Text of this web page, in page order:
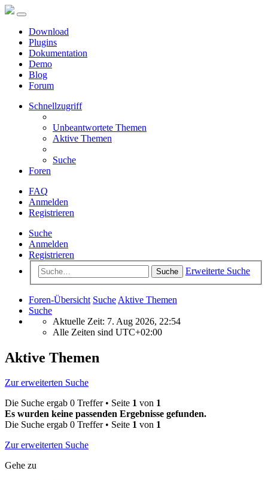
Download
Plugins
Dokumentation
Demo
Blog
Forum
Schnellzugriff
Unbeantwortete Themen
Aktive Themen
Suche
Foren
FAQ
Anmelden
Registrieren
Suche
Anmelden
Registrieren
Suche Erweiterte Suche
Foren-Übersicht Suche Aktive Themen
Suche
Aktuelle Zeit: 7. Aug 2026, 22:54
Alle Zeiten sind UTC+02:00
Aktive Themen
Zur erweiterten Suche
Die Suche ergab 0 Treffer • Seite 1 von 1
Es wurden keine passenden Ergebnisse gefunden.
Die Suche ergab 0 Treffer • Seite 1 von 1
Zur erweiterten Suche
Gehe zu